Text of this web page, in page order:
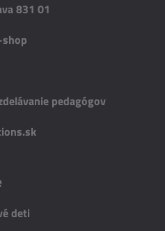
831 01
pedagógov
deti